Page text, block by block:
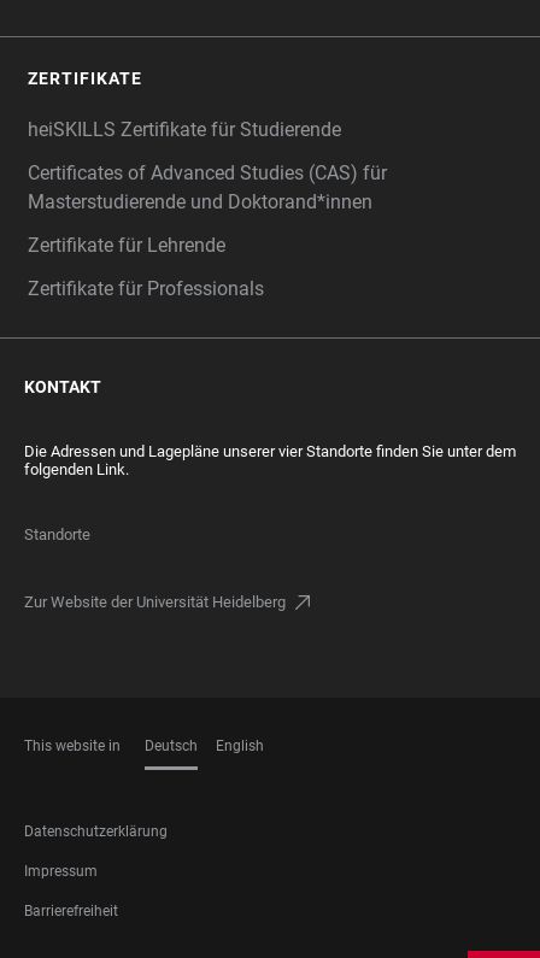
ZERTIFIKATE
heiSKILLS Zertifikate für Studierende
Certificates of Advanced Studies (CAS) für
Masterstudierende und Doktorand*innen
Zertifikate für Lehrende
Zertifikate für Professionals
KONTAKT
Die Adressen und Lagepläne unserer vier Standorte finden Sie unter dem
folgenden Link.
Standorte
Zur Website der Universität Heidelberg
This website in Deutsch English
FOOTER
LEGAL
Datenschutzerklärung
Impressum
Barrierefreiheit